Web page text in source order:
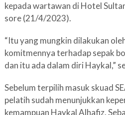
kepada wartawan di Hotel
sore (21/4/2023).
“Itu yang mungkin dilakukan
komitmennya terhadap sepak
dan itu ada dalam diri Haykal,”
Sebelum terpilih masuk skuad
pelatih sudah menunjukkan
kemampuan Haykal Alhafiz.